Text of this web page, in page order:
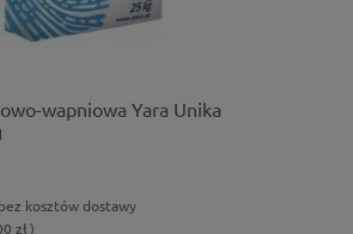
wapniowa Yara Unika
kosztów dostawy
zł )